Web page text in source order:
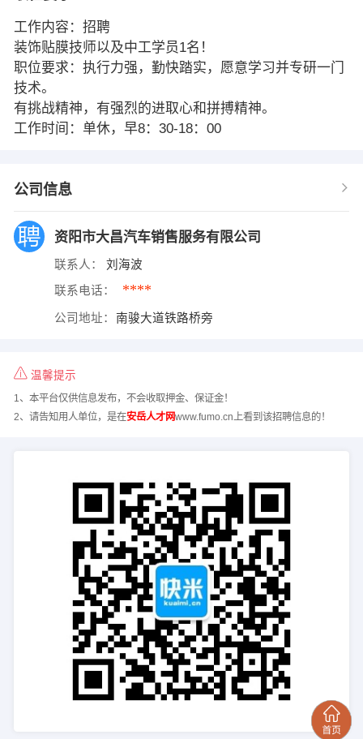
工作内容：招聘
装饰贴膜技师以及中工学员1名！
职位要求：执行力强，勤快踏实，愿意学习并专研一门
技术。
有挑战精神，有强烈的进取心和拼搏精神。
工作时间：单休，早8：30-18：00
公司信息
资阳市大昌汽车销售服务有限公司
联系人： 刘海波
联系电话： ****
公司地址： 南骏大道铁路桥旁
温馨提示
1、本平台仅供信息发布，不会收取押金、保证金！
2、请告知用人单位，是在安岳人才网www.fumo.cn上看到该招聘信息的！